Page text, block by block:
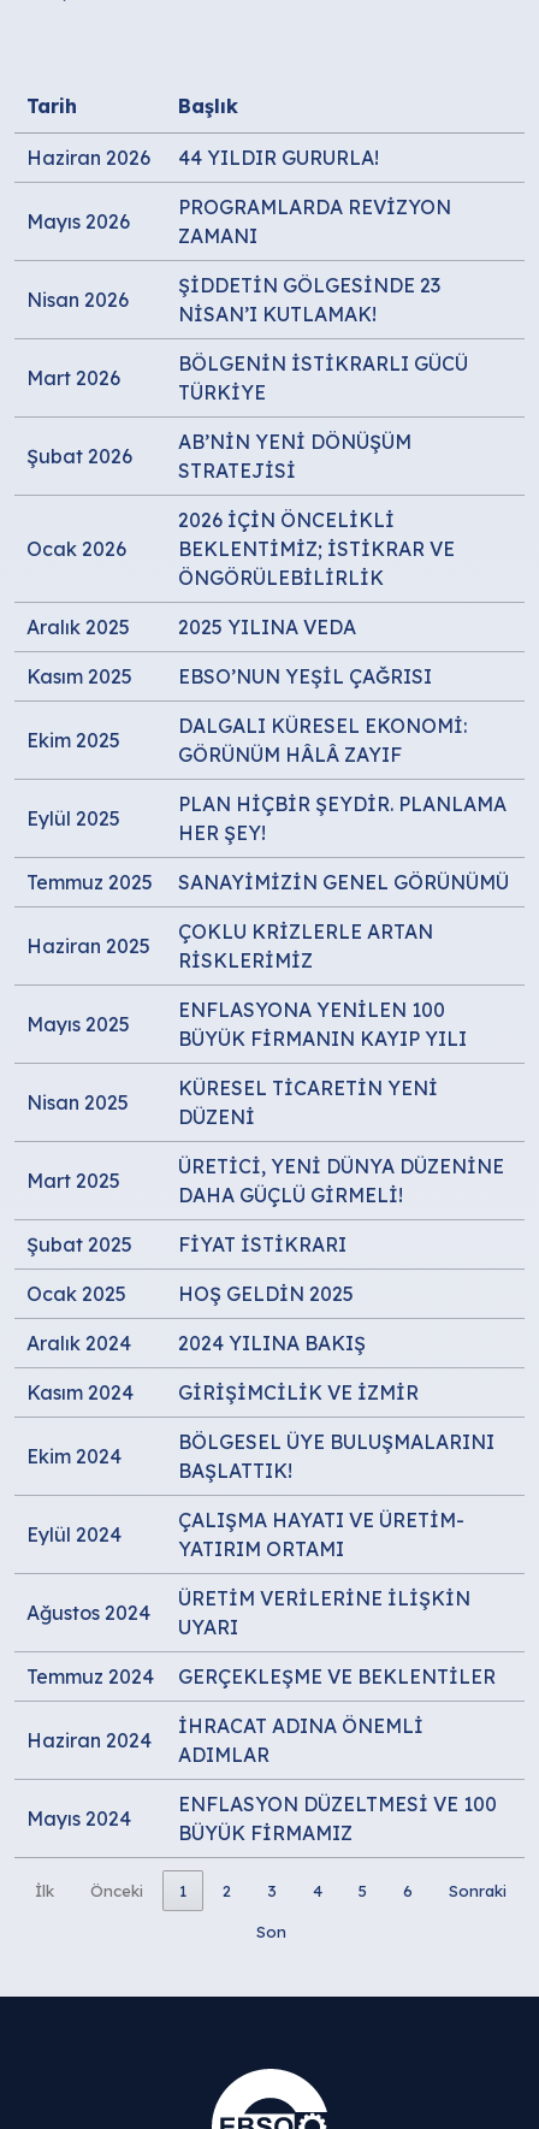
Tarih Başlık
Haziran 2026 44 YILDIR GURURLA!
Mayıs 2026
PROGRAMLARDA REVİZYON
ZAMANI
Nisan 2026
ŞİDDETİN GÖLGESİNDE 23
NİSAN’I KUTLAMAK!
Mart 2026
BÖLGENİN İSTİKRARLI GÜCÜ
TÜRKİYE
Şubat 2026
AB’NİN YENİ DÖNÜŞÜM
STRATEJİSİ
Ocak 2026
2026 İÇİN ÖNCELİKLİ
BEKLENTİMİZ; İSTİKRAR VE
ÖNGÖRÜLEBİLİRLİK
Aralık 2025 2025 YILINA VEDA
Kasım 2025 EBSO’NUN YEŞİL ÇAĞRISI
Ekim 2025
DALGALI KÜRESEL EKONOMİ:
GÖRÜNÜM HÂLÂ ZAYIF
Eylül 2025
PLAN HİÇBİR ŞEYDİR. PLANLAMA
HER ŞEY!
Temmuz 2025 SANAYİMİZİN GENEL GÖRÜNÜMÜ
Haziran 2025
ÇOKLU KRİZLERLE ARTAN
RİSKLERİMİZ
Mayıs 2025
ENFLASYONA YENİLEN 100
BÜYÜK FİRMANIN KAYIP YILI
Nisan 2025
KÜRESEL TİCARETİN YENİ
DÜZENİ
Mart 2025
ÜRETİCİ, YENİ DÜNYA DÜZENİNE
DAHA GÜÇLÜ GİRMELİ!
Şubat 2025 FİYAT İSTİKRARI
Ocak 2025 HOŞ GELDİN 2025
Aralık 2024 2024 YILINA BAKIŞ
Kasım 2024 GİRİŞİMCİLİK VE İZMİR
Ekim 2024
BÖLGESEL ÜYE BULUŞMALARINI
BAŞLATTIK!
Eylül 2024
ÇALIŞMA HAYATI VE ÜRETİM-
YATIRIM ORTAMI
Ağustos 2024
ÜRETİM VERİLERİNE İLİŞKİN
UYARI
Temmuz 2024 GERÇEKLEŞME VE BEKLENTİLER
Haziran 2024
İHRACAT ADINA ÖNEMLİ
ADIMLAR
Mayıs 2024
ENFLASYON DÜZELTMESİ VE 100
BÜYÜK FİRMAMIZ
İlk Önceki 1 2 3 4 5 6 Sonraki
Son